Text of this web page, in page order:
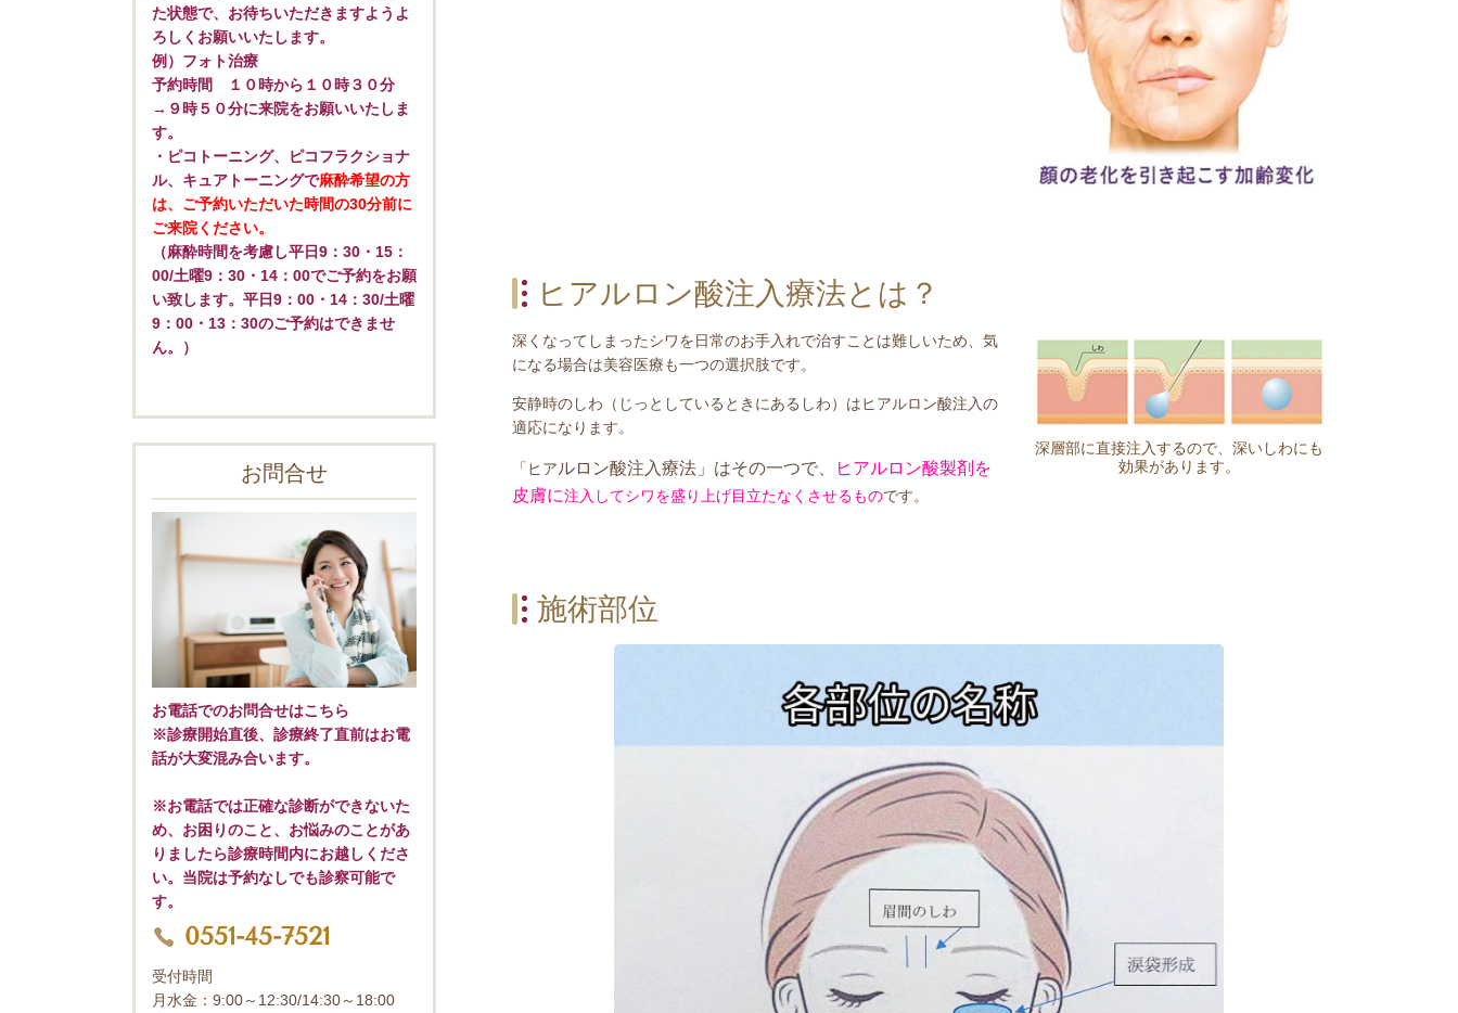
ヒアルロン酸注入療法とは？
深層部に直接注入するので、深いしわにも
効果があります。
深くなってしまったシワを日常のお手入れで治すことは難しいため、気
になる場合は美容医療も一つの選択肢です。
安静時のしわ（じっとしているときにあるしわ）はヒアルロン酸注入の
適応になります。
「ヒアルロン酸注入療法」はその一つで、
ヒアルロン酸製剤を
皮膚に注入してシワを盛り上げ目立たなくさせるものです。
施術部位
た状態で、お待ちいただきますようよ
ろしくお願いいたします。
例）フォト治療
予約時間 １０時から１０時３０分
→９時５０分に来院をお願いいたしま
す。
・ピコトーニング、ピコフラクショナ
ル、キュアトーニングで麻酔希望の方
は、ご予約いただいた時間の30分前に
ご来院ください。
（麻酔時間を考慮し平日9：30・15：
00/土曜9：30・14：00でご予約をお願
い致します。平日9：00・14：30/土曜
9：00・13：30のご予約はできませ
ん。）
お問合せ
お電話でのお問合せはこちら
※診療開始直後、診療終了直前はお電
話が大変混み合います。
※お電話では正確な診断ができないた
め、お困りのこと、お悩みのことがあ
りましたら診療時間内にお越しくださ
い。当院は予約なしでも診察可能で
す。
0551-45-7521
受付時間
月水金：9:00～12:30/14:30～18:00